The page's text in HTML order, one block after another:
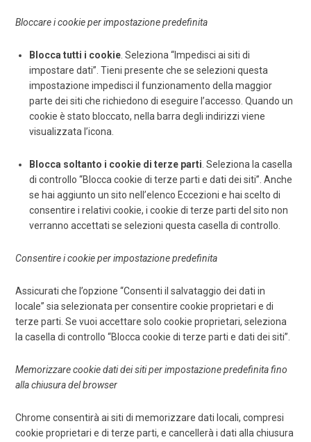
Bloccare i cookie per impostazione predefinita
Blocca tutti i cookie . Seleziona “Impedisci ai siti di
impostare dati”. Tieni presente che se selezioni questa
impostazione impedisci il funzionamento della maggior
parte dei siti che richiedono di eseguire l’accesso. Quando un
cookie è stato bloccato, nella barra degli indirizzi viene
visualizzata l’icona.
Blocca soltanto i cookie di terze parti . Seleziona la casella
di controllo “Blocca cookie di terze parti e dati dei siti”. Anche
se hai aggiunto un sito nell’elenco Eccezioni e hai scelto di
consentire i relativi cookie, i cookie di terze parti del sito non
verranno accettati se selezioni questa casella di controllo.
Consentire i cookie per impostazione predefinita
Assicurati che l’opzione “Consenti il salvataggio dei dati in
locale” sia selezionata per consentire cookie proprietari e di
terze parti. Se vuoi accettare solo cookie proprietari, seleziona
la casella di controllo “Blocca cookie di terze parti e dati dei siti”.
Memorizzare cookie dati dei siti per impostazione predefinita fino
alla chiusura del browser
Chrome consentirà ai siti di memorizzare dati locali, compresi
cookie proprietari e di terze parti, e cancellerà i dati alla chiusura